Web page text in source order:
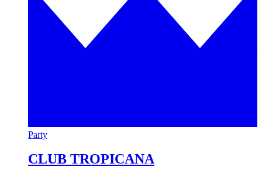
Party
CLUB TROPICANA